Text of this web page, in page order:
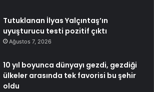
Tutuklanan İlyas Yalçıntaş’ın
uyuşturucu testi pozitif çıktı
Ağustos 7, 2026
10 yıl boyunca dünyayı gezdi, gezdiği
ülkeler arasında tek favorisi bu şehir
oldu